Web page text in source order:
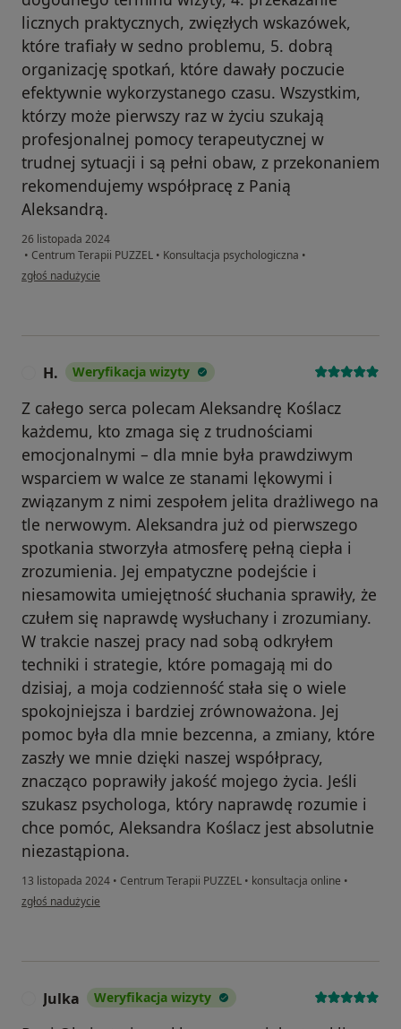
licznych praktycznych, zwięzłych wskazówek,
które trafiały w sedno problemu, 5. dobrą
organizację spotkań, które dawały poczucie
efektywnie wykorzystanego czasu. Wszystkim,
którzy może pierwszy raz w życiu szukają
profesjonalnej pomocy terapeutycznej w
trudnej sytuacji i są pełni obaw, z przekonaniem
rekomendujemy współpracę z Panią
Aleksandrą.
26 listopada 2024
• Centrum Terapii PUZZEL • Konsultacja psychologiczna •
w opinii użytkownika R.
zgłoś nadużycie
H. Weryfikacja wizyty
Z całego serca polecam Aleksandrę Koślacz
każdemu, kto zmaga się z trudnościami
emocjonalnymi – dla mnie była prawdziwym
wsparciem w walce ze stanami lękowymi i
związanym z nimi zespołem jelita drażliwego na
tle nerwowym. Aleksandra już od pierwszego
spotkania stworzyła atmosferę pełną ciepła i
zrozumienia. Jej empatyczne podejście i
niesamowita umiejętność słuchania sprawiły, że
czułem się naprawdę wysłuchany i zrozumiany.
W trakcie naszej pracy nad sobą odkryłem
techniki i strategie, które pomagają mi do
dzisiaj, a moja codzienność stała się o wiele
spokojniejsza i bardziej zrównoważona. Jej
pomoc była dla mnie bezcenna, a zmiany, które
zaszły we mnie dzięki naszej współpracy,
znacząco poprawiły jakość mojego życia. Jeśli
szukasz psychologa, który naprawdę rozumie i
chce pomóc, Aleksandra Koślacz jest absolutnie
niezastąpiona.
13 listopada 2024 • Centrum Terapii PUZZEL • konsultacja online •
w opinii użytkownika H.
zgłoś nadużycie
Julka Weryfikacja wizyty